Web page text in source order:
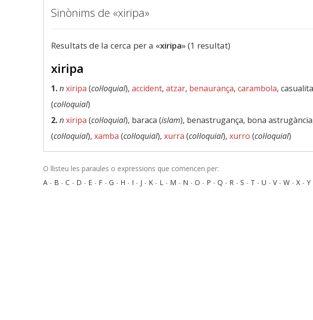
Sinònims de «xiripa»
Resultats de la cerca per a «xiripa» (1 resultat)
xiripa
1.nxiripa (col·loquial), accident, atzar, benaurança, carambola,
(col·loquial)
2.nxiripa (col·loquial), baraca (islam), benastrugança, bona
(col·loquial), xamba (col·loquial), xurra (col·loquial), xurro (col·loquial)
O llisteu les paraules o expressions que comencen per:
A - B - C - D - E - F - G - H - I - J - K - L - M - N - O - P - Q - R - S - T - U - V- W - X - Y